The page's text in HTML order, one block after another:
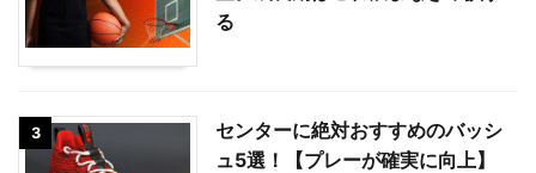
る
3
センターに絶対おすすめのバッシ
ュ5選！【プレーが確実に向上】